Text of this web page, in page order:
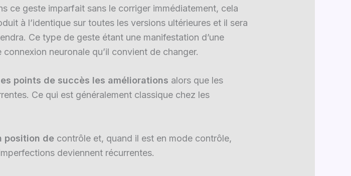
ce geste imparfait sans le corriger immédiatement, cela
à l’identique sur toutes les versions ultérieures et il sera
Ce type de geste étant une manifestation d’une
neuronale qu’il convient de changer.
points de succès les améliorations alors que les
Ce qui est généralement classique chez les
position de contrôle et, quand il est en mode contrôle,
deviennent récurrentes.